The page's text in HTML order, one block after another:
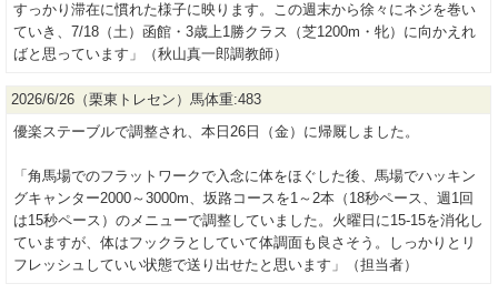
すっかり滞在に慣れた様子に映ります。この週末から徐々にネジを巻い
ていき、7/18（土）函館・3歳上1勝クラス（芝1200m・牝）に向かえれ
ばと思っています」（秋山真一郎調教師）
2026/6/26（栗東トレセン）馬体重:483
優楽ステーブルで調整され、本日26日（金）に帰厩しました。
「角馬場でのフラットワークで入念に体をほぐした後、馬場でハッキン
グキャンター2000～3000m、坂路コースを1～2本（18秒ペース、週1回
は15秒ペース）のメニューで調整していました。火曜日に15-15を消化し
ていますが、体はフックラとしていて体調面も良さそう。しっかりとリ
フレッシュしていい状態で送り出せたと思います」（担当者）